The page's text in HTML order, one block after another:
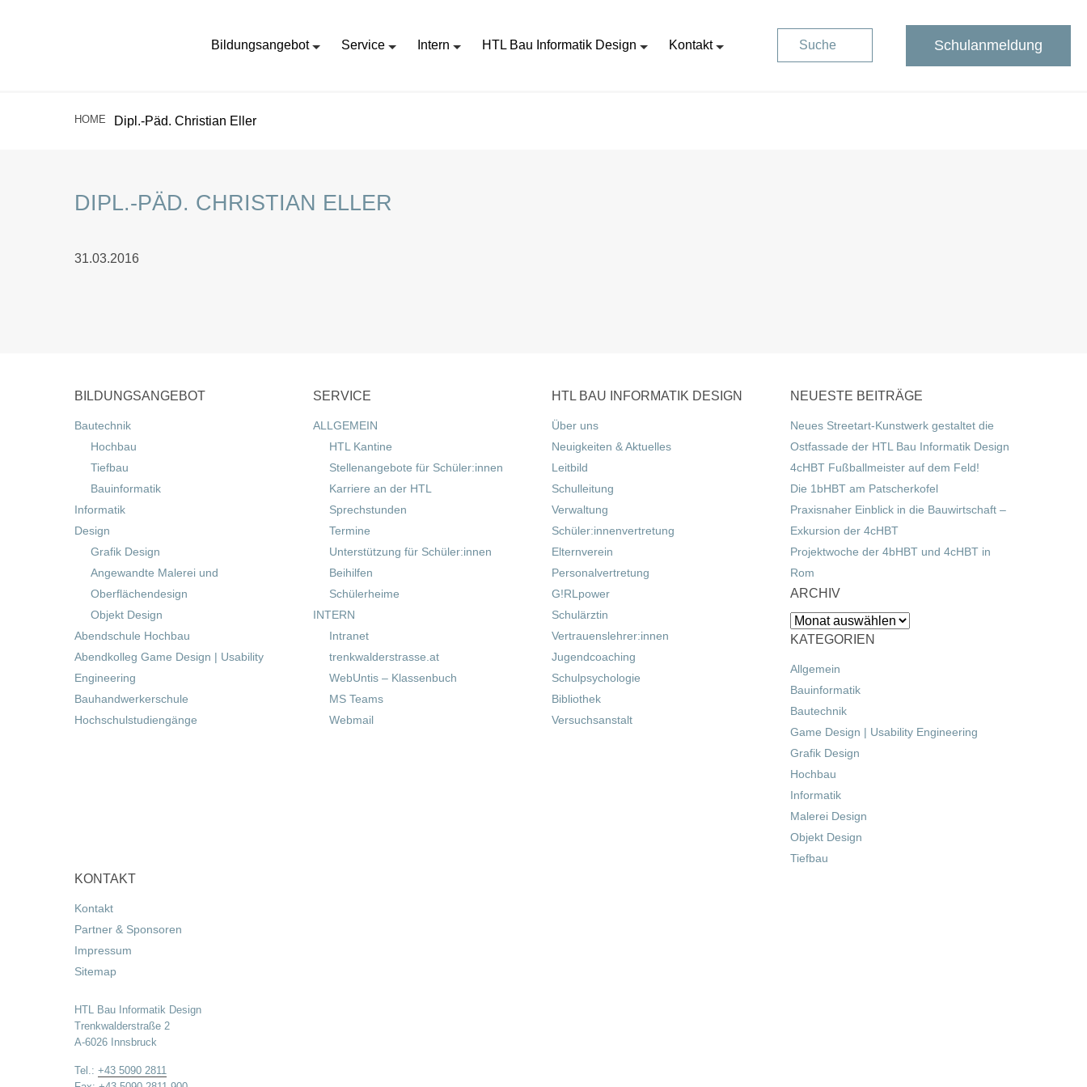
Bildungsangebot Service Intern HTL Bau Informatik Design Kontakt Suche Schulanmeldung
HOME Dipl.-Päd. Christian Eller
DIPL.-PÄD. CHRISTIAN ELLER
31.03.2016
BILDUNGSANGEBOT
Bautechnik
Hochbau
Tiefbau
Bauinformatik
Informatik
Design
Grafik Design
Angewandte Malerei und
Oberflächendesign
Objekt Design
Abendschule Hochbau
Abendkolleg Game Design | Usability
Engineering
Bauhandwerkerschule
Hochschulstudiengänge
SERVICE
ALLGEMEIN
HTL Kantine
Stellenangebote für Schüler:innen
Karriere an der HTL
Sprechstunden
Termine
Unterstützung für Schüler:innen
Beihilfen
Schülerheime
INTERN
Intranet
trenkwalderstrasse.at
WebUntis – Klassenbuch
MS Teams
Webmail
HTL BAU INFORMATIK DESIGN
Über uns
Neuigkeiten & Aktuelles
Leitbild
Schulleitung
Verwaltung
Schüler:innenvertretung
Elternverein
Personalvertretung
G!RLpower
Schulärztin
Vertrauenslehrer:innen
Jugendcoaching
Schulpsychologie
Bibliothek
Versuchsanstalt
NEUESTE BEITRÄGE
Neues Streetart-Kunstwerk gestaltet die
Ostfassade der HTL Bau Informatik Design
4cHBT Fußballmeister auf dem Feld!
Die 1bHBT am Patscherkofel
Praxisnaher Einblick in die Bauwirtschaft –
Exkursion der 4cHBT
Projektwoche der 4bHBT und 4cHBT in
Rom
ARCHIV
Archiv
KATEGORIEN
Allgemein
Bauinformatik
Bautechnik
Game Design | Usability Engineering
Grafik Design
Hochbau
Informatik
Malerei Design
Objekt Design
Tiefbau
KONTAKT
Kontakt
Partner & Sponsoren
Impressum
Sitemap
HTL Bau Informatik Design
Trenkwalderstraße 2
A-6026 Innsbruck
Tel.: +43 5090 2811